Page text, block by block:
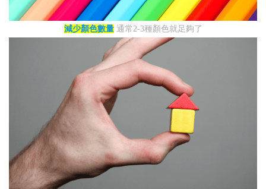
減少顏色數量通常2-3種顏色就足夠了